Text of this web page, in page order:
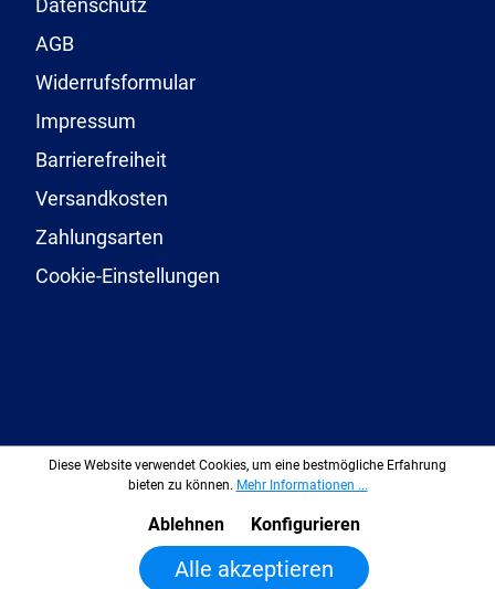
In den Warenkorb legen
Datenschutz
AGB
Widerrufsformular
Impressum
Barrierefreiheit
Versandkosten
Zahlungsarten
Cookie-Einstellungen
Diese Website verwendet Cookies, um eine bestmögliche Erfahrung
bieten zu können. Mehr Informationen ...
Ablehnen Konfigurieren
Alle akzeptieren